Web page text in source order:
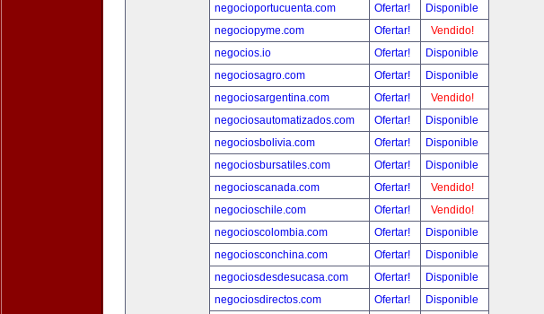
negocioportucuenta.com
Ofertar!
Disponible
negociopyme.com
Ofertar!
Vendido!
negocios.io
Ofertar!
Disponible
negociosagro.com
Ofertar!
Disponible
negociosargentina.com
Ofertar!
Vendido!
negociosautomatizados.com
Ofertar!
Disponible
negociosbolivia.com
Ofertar!
Disponible
negociosbursatiles.com
Ofertar!
Disponible
negocioscanada.com
Ofertar!
Vendido!
negocioschile.com
Ofertar!
Vendido!
negocioscolombia.com
Ofertar!
Disponible
negociosconchina.com
Ofertar!
Disponible
negociosdesdesucasa.com
Ofertar!
Disponible
negociosdirectos.com
Ofertar!
Disponible